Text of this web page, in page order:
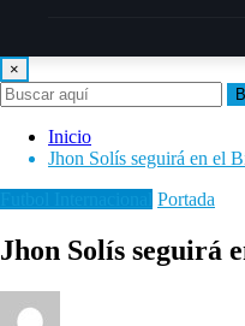
×
Inicio
Jhon Solís seguirá en el
Portada
Jhon Solís seguirá